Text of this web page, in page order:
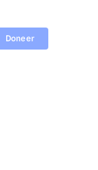
Doneer